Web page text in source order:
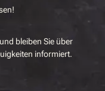
bleiben Sie über
informiert.